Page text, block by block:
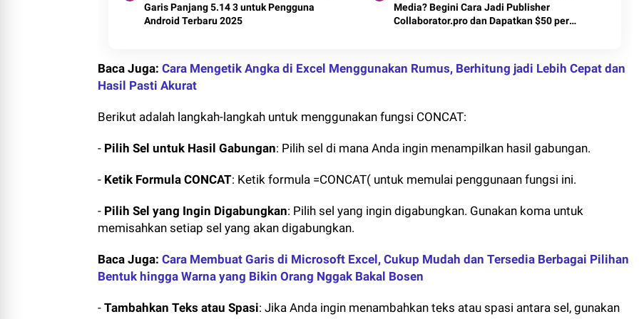
Garis Panjang 5.14 3 untuk Pengguna
Android Terbaru 2025
Media? Begini Cara Jadi Publisher
Collaborator.pro dan Dapatkan $50 per
Baca Juga: Cara Mengetik Angka di Excel Menggunakan Rumus, Berhitung jadi Lebih Cepat dan
Hasil Pasti Akurat
Berikut adalah langkah-langkah untuk menggunakan fungsi CONCAT:
- Pilih Sel untuk Hasil Gabungan: Pilih sel di mana Anda ingin menampilkan hasil gabungan.
- Ketik Formula CONCAT: Ketik formula =CONCAT( untuk memulai penggunaan fungsi ini.
- Pilih Sel yang Ingin Digabungkan: Pilih sel yang ingin digabungkan. Gunakan koma untuk
memisahkan setiap sel yang akan digabungkan.
Baca Juga: Cara Membuat Garis di Microsoft Excel, Cukup Mudah dan Tersedia Berbagai Pilihan
Bentuk hingga Warna yang Bikin Orang Nggak Bakal Bosen
- Tambahkan Teks atau Spasi: Jika Anda ingin menambahkan teks atau spasi antara sel, gunakan